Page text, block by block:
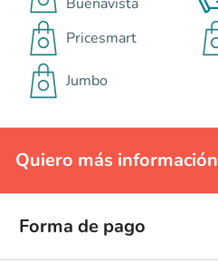
Buenavista
Pricesmart
Jumbo
Quiero más información
Forma de pago